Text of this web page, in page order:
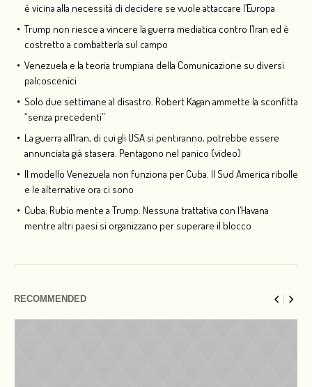
è vicina alla necessità di decidere se vuole attaccare l’Europa
Trump non riesce a vincere la guerra mediatica contro l’Iran ed è
costretto a combatterla sul campo
Venezuela e la teoria trumpiana della Comunicazione su diversi
palcoscenici
Solo due settimane al disastro. Robert Kagan ammette la sconfitta
“senza precedenti”
La guerra all’Iran, di cui gli USA si pentiranno, potrebbe essere
annunciata già stasera. Pentagono nel panico (video)
Il modello Venezuela non funziona per Cuba. Il Sud America ribolle
e le alternative ora ci sono
Cuba: Rubio mente a Trump. Nessuna trattativa con l’Havana
mentre altri paesi si organizzano per superare il blocco
RECOMMENDED